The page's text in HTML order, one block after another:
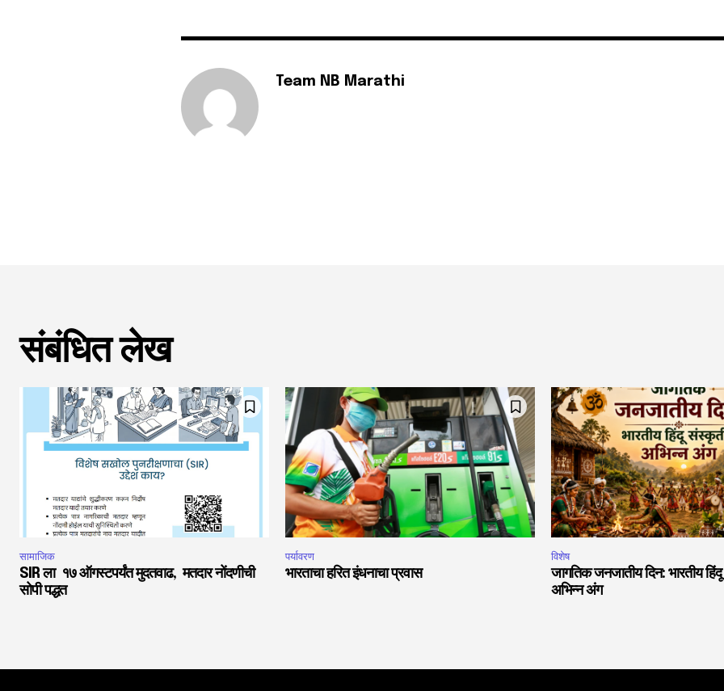
Team NB Marathi
संबंधित लेख
सामाजिक
SIR ला १७ ऑगस्टपर्यंत मुदतवाढ, मतदार नोंदणीची
सोपी पद्धत
पर्यावरण
भारताचा हरित इंधनाचा प्रवास
विशेष
जागतिक जनजातीय दिन: भारतीय
अभिन्न अंग